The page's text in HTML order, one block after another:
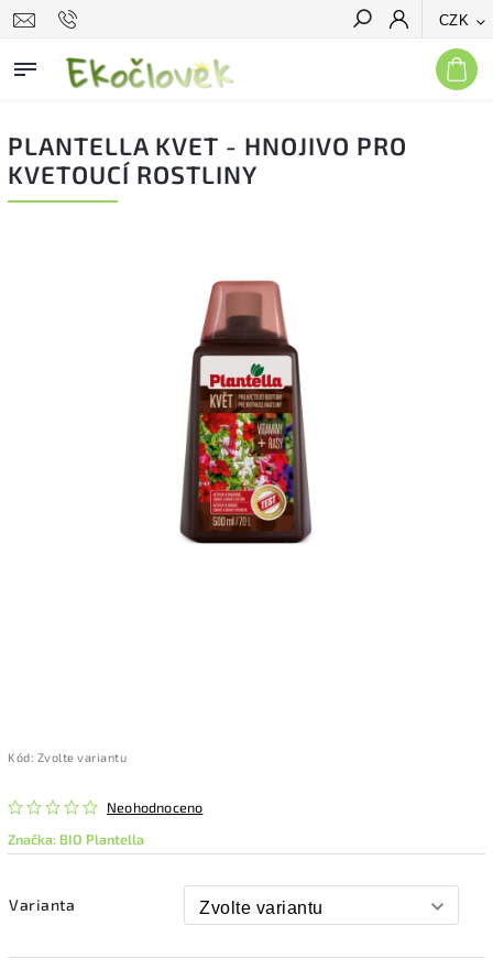
CZK
Hledat
PLANTELLA KVET - HNOJIVO PRO
KVETOUCÍ ROSTLINY
Kód: Zvolte variantu
Neohodnoceno
Značka: BIO Plantella
Varianta